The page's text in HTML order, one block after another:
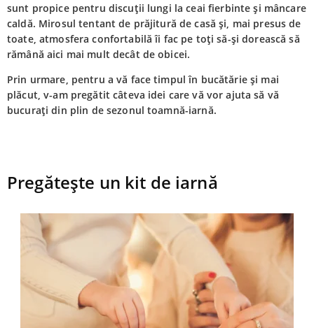
sunt propice pentru discuții lungi la ceai fierbinte și mâncare
caldă. Mirosul tentant de prăjitură de casă și, mai presus de
toate, atmosfera confortabilă îi fac pe toți să-și dorească să
rămână aici mai mult decât de obicei.
Prin urmare, pentru a vă face timpul în bucătărie și mai
plăcut, v-am pregătit câteva idei care vă vor ajuta să vă
bucurați din plin de sezonul toamnă-iarnă.
Pregătește un kit de iarnă